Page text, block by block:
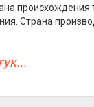
происхождения
Страна